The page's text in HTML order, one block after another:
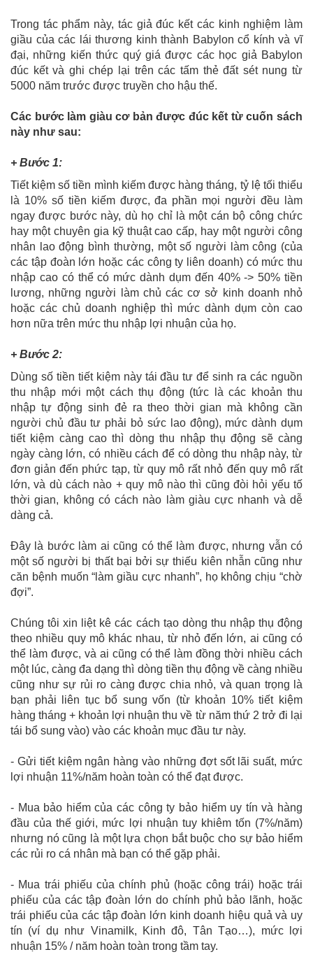
Trong tác phẩm này, tác giả đúc kết các kinh nghiệm làm
giầu của các lái thương kinh thành Babylon cổ kính và vĩ
đại, những kiến thức quý giá được các học giả Babylon
đúc kết và ghi chép lại trên các tấm thẻ đất sét nung từ
5000 năm trước được truyền cho hậu thế.
Các bước làm giàu cơ bản được đúc kết từ cuốn sách
này như sau:
+ Bước 1:
Tiết kiệm số tiền mình kiếm được hàng tháng, tỷ lệ tối thiểu
là 10% số tiền kiếm được, đa phần mọi người đều làm
ngay được bước này, dù họ chỉ là một cán bộ công chức
hay một chuyên gia kỹ thuật cao cấp, hay một người công
nhân lao động bình thường, một số người làm công (của
các tập đoàn lớn hoặc các công ty liên doanh) có mức thu
nhập cao có thể có mức dành dụm đến 40% -> 50% tiền
lương, những người làm chủ các cơ sở kinh doanh nhỏ
hoặc các chủ doanh nghiệp thì mức dành dụm còn cao
hơn nữa trên mức thu nhập lợi nhuận của họ.
+ Bước 2:
Dùng số tiền tiết kiệm này tái đầu tư để sinh ra các nguồn
thu nhập mới một cách thụ động (tức là các khoản thu
nhập tự động sinh đẻ ra theo thời gian mà không cần
người chủ đầu tư phải bỏ sức lao động), mức dành dụm
tiết kiệm càng cao thì dòng thu nhập thụ động sẽ càng
ngày càng lớn, có nhiều cách để có dòng thu nhập này, từ
đơn giản đến phức tạp, từ quy mô rất nhỏ đến quy mô rất
lớn, và dù cách nào + quy mô nào thì cũng đòi hỏi yếu tố
thời gian, không có cách nào làm giàu cực nhanh và dễ
dàng cả.
Đây là bước làm ai cũng có thể làm được, nhưng vẫn có
một số người bị thất bại bởi sự thiếu kiên nhẫn cũng như
căn bệnh muốn “làm giầu cực nhanh”, họ không chịu “chờ
đợi”.
Chúng tôi xin liệt kê các cách tạo dòng thu nhập thụ động
theo nhiều quy mô khác nhau, từ nhỏ đến lớn, ai cũng có
thể làm được, và ai cũng có thể làm đồng thời nhiều cách
một lúc, càng đa dạng thì dòng tiền thụ động về càng nhiều
cũng như sự rủi ro càng được chia nhỏ, và quan trọng là
bạn phải liên tục bổ sung vốn (từ khoản 10% tiết kiệm
hàng tháng + khoản lợi nhuận thu về từ năm thứ 2 trở đi lại
tái bổ sung vào) vào các khoản mục đầu tư này.
- Gửi tiết kiệm ngân hàng vào những đợt sốt lãi suất, mức
lợi nhuận 11%/năm hoàn toàn có thể đạt được.
- Mua bảo hiểm của các công ty bảo hiểm uy tín và hàng
đầu của thế giới, mức lợi nhuận tuy khiêm tốn (7%/năm)
nhưng nó cũng là một lựa chọn bắt buộc cho sự bảo hiểm
các rủi ro cá nhân mà bạn có thể gặp phải.
- Mua trái phiếu của chính phủ (hoặc công trái) hoặc trái
phiếu của các tập đoàn lớn do chính phủ bảo lãnh, hoặc
trái phiếu của các tập đoàn lớn kinh doanh hiệu quả và uy
tín (ví dụ như Vinamilk, Kinh đô, Tân Tạo…), mức lợi
nhuận 15% / năm hoàn toàn trong tầm tay.